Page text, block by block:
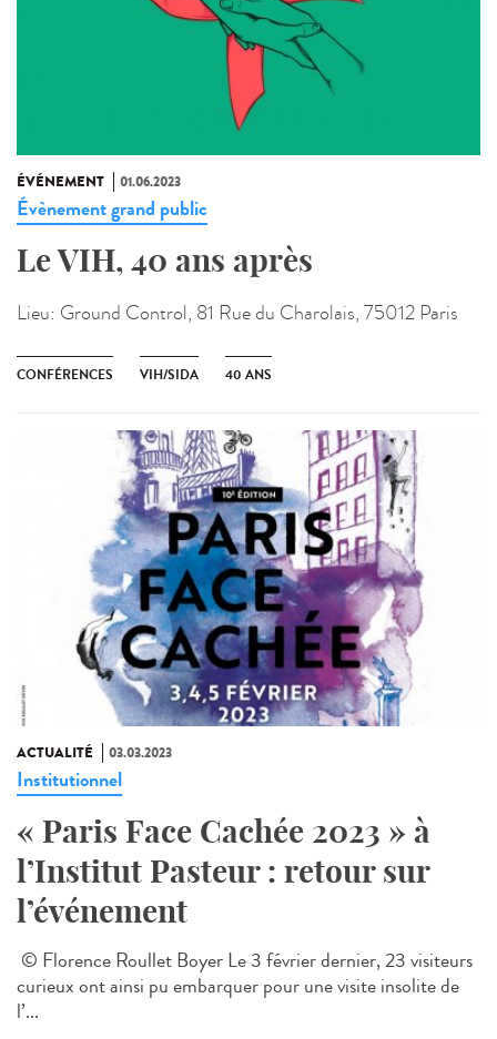
ÉVÉNEMENT 01.06.2023
Évènement grand public
Le VIH, 40 ans après
Lieu: Ground Control, 81 Rue du Charolais, 75012 Paris
CONFÉRENCES VIH/SIDA 40 ANS
ACTUALITÉ 03.03.2023
Institutionnel
« Paris Face Cachée 2023 » à
l’Institut Pasteur : retour sur
l’événement
© Florence Roullet Boyer Le 3 février dernier, 23 visiteurs
curieux ont ainsi pu embarquer pour une visite insolite de
l’...